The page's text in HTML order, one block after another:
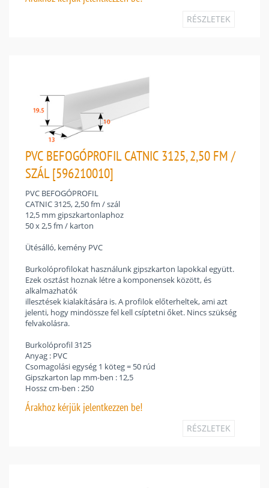
RÉSZLETEK
PVC BEFOGÓPROFIL CATNIC 3125, 2,50 FM /
SZÁL [596210010]
PVC BEFOGÓPROFIL
CATNIC 3125, 2,50 fm / szál
12,5 mm gipszkartonlaphoz
50 x 2,5 fm / karton
Ütésálló, kemény PVC
Burkolóprofilokat használunk gipszkarton lapokkal együtt.
Ezek osztást hoznak létre a komponensek között, és
alkalmazhatók
illesztések kialakítására is. A profilok előterheltek, ami azt
jelenti, hogy mindössze fel kell csíptetni őket. Nincs szükség
felvakolásra.
Burkolóprofil 3125
Anyag : PVC
Csomagolási egység 1 köteg = 50 rúd
Gipszkarton lap mm-ben : 12,5
Hossz cm-ben : 250
Árakhoz kérjük jelentkezzen be!
RÉSZLETEK